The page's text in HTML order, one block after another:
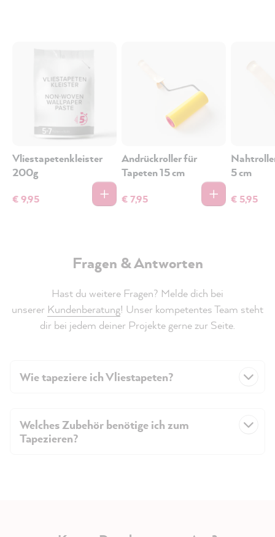
Vliestapetenkleister
200g
€ 9,95
Andrückroller für
Tapeten 15 cm
€ 7,95
5 cm
€ 5,95
Fragen & Antworten
Hast du weitere Fragen? Melde dich bei
unserer Kundenberatung! Unser kompetentes Team steht
dir bei jedem deiner Projekte gerne zur Seite.
Wie tapeziere ich Vliestapeten?
Welches Zubehör benötige ich zum
Tapezieren?